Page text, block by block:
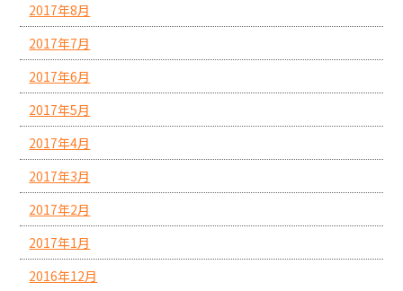
2017年8月
2017年7月
2017年6月
2017年5月
2017年4月
2017年3月
2017年2月
2017年1月
2016年12月